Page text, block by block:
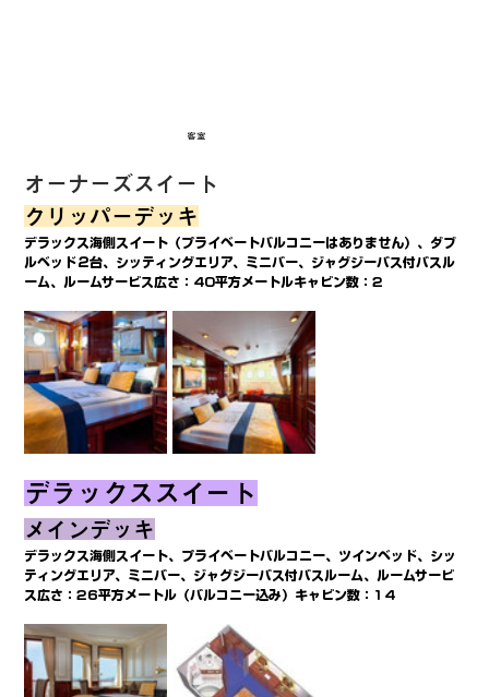
客室
オーナーズスイート
クリッパーデッキ
デラックス海側スイート（プライベートバルコニーはありません）、ダブ
ルベッド２台、シッティングエリア、ミニバー、ジャグジーバス付バスル
ーム、ルームサービス広さ：40平方メートルキャビン数：2
デラックススイート
メインデッキ
デラックス海側スイート、プライベートバルコニー、ツインベッド、シッ
ティングエリア、ミニバー、ジャグジーバス付バスルーム、ルームサービ
ス広さ：26平方メートル（バルコニー込み）キャビン数：14